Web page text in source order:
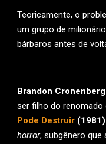
Teoricamente, o
um grupo de
bárbaros antes de
Brandon Cronenberg
ser filho do renomado
Pode Destruir (1981)
horror, subgênero